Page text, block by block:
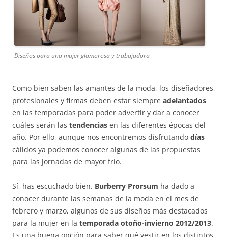
Diseños para una mujer glamorosa y trabajadora
Como bien saben las amantes de la moda, los diseñadores,
profesionales y firmas deben estar siempre adelantados
en las temporadas para poder advertir y dar a conocer
cuáles serán las tendencias en las diferentes épocas del
año. Por ello, aunque nos encontremos disfrutando días
cálidos ya podemos conocer algunas de las propuestas
para las jornadas de mayor frío.
Sí, has escuchado bien. Burberry Prorsum ha dado a
conocer durante las semanas de la moda en el mes de
febrero y marzo, algunos de sus diseños más destacados
para la mujer en la temporada otoño-invierno 2012/2013.